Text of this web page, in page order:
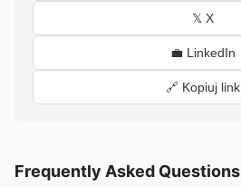
𝕏 X
💼 LinkedIn
🔗 Kopiuj link
Frequently Asked Questions